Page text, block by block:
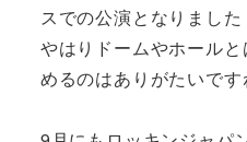
スでの公演となりました
やはりドームやホール
めるのはありがたいです